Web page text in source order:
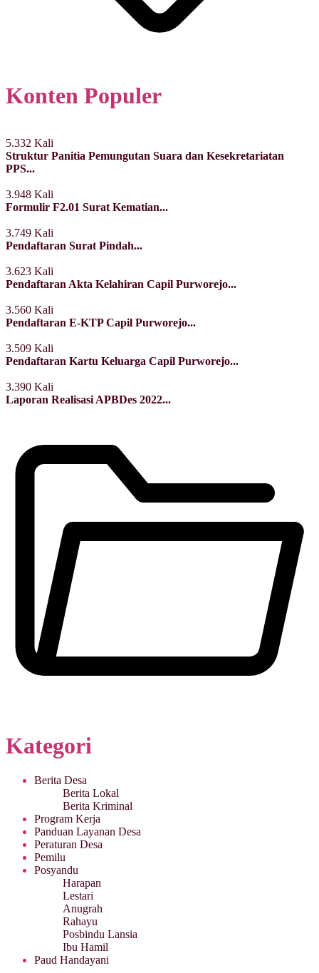
Konten Populer
5.332 Kali
Struktur Panitia Pemungutan Suara dan Kesekretariatan
PPS...
3.948 Kali
Formulir F2.01 Surat Kematian...
3.749 Kali
Pendaftaran Surat Pindah...
3.623 Kali
Pendaftaran Akta Kelahiran Capil Purworejo...
3.560 Kali
Pendaftaran E-KTP Capil Purworejo...
3.509 Kali
Pendaftaran Kartu Keluarga Capil Purworejo...
3.390 Kali
Laporan Realisasi APBDes 2022...
Kategori
Berita Desa
Berita Lokal
Berita Kriminal
Program Kerja
Panduan Layanan Desa
Peraturan Desa
Pemilu
Posyandu
Harapan
Lestari
Anugrah
Rahayu
Posbindu Lansia
Ibu Hamil
Paud Handayani